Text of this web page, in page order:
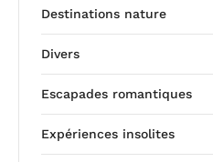
Destinations nature
Divers
Escapades romantiques
Expériences insolites